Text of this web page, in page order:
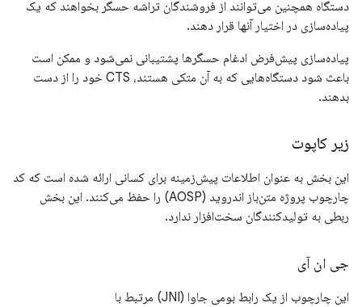
دستگاه همچنین می‌توانند از فروشندگان تراشه حسگر بخواهند که یک
پیاده‌سازی در اختیار آنها قرار دهند.
پیاده‌سازی پیش‌فرض ادغام حسگرها پشتیبانی نمی‌شود و ممکن است
باعث شود دستگاه‌هایی که به آن متکی هستند، CTS خود را از دست
بدهند.
زیر کاپوت
این بخش به عنوان اطلاعات پیش‌زمینه برای کسانی ارائه شده است که کد
چارچوب پروژه متن‌باز اندروید (AOSP) را حفظ می‌کنند. این بخش
ربطی به تولیدکنندگان سخت‌افزار ندارد.
جی ان آی
این چارچوب از یک رابط بومی جاوا (JNI) مرتبط با